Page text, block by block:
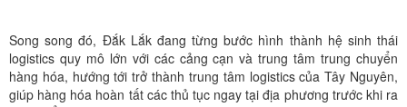
Song song đó, Đắk Lắk đang từng bước hình thành hệ sinh thái
logistics quy mô lớn với các cảng cạn và trung tâm trung chuyển
hàng hóa, hướng tới trở thành trung tâm logistics của Tây Nguyên,
giúp hàng hóa hoàn tất các thủ tục ngay tại địa phương trước khi ra